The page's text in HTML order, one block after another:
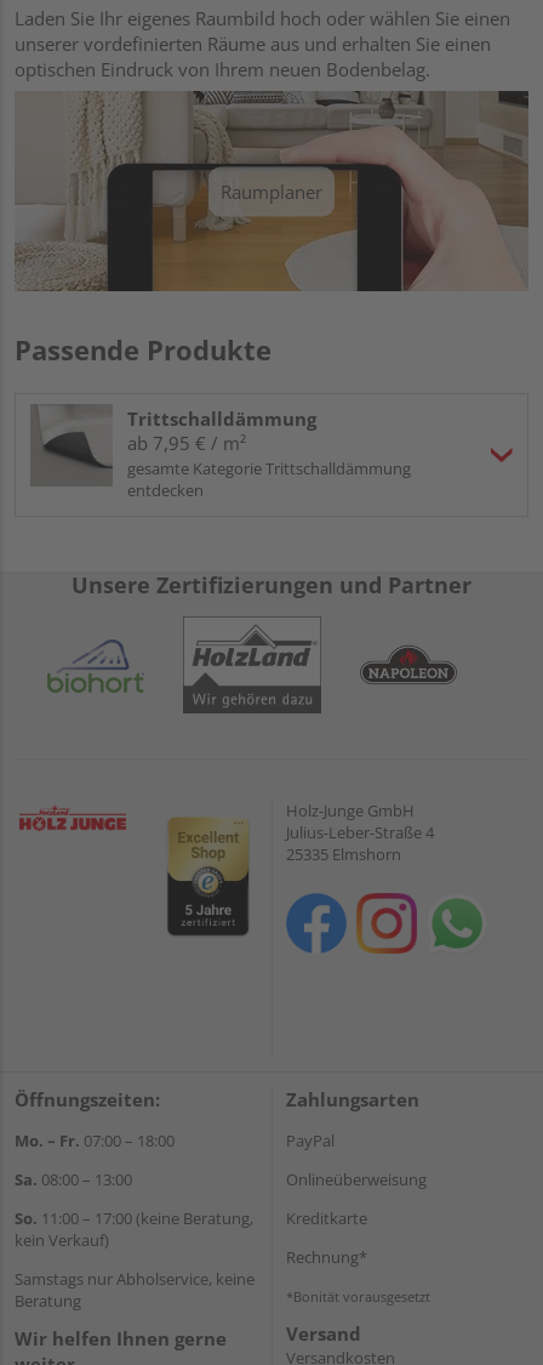
Laden Sie Ihr eigenes Raumbild hoch oder wählen Sie einen
unserer vordefinierten Räume aus und erhalten Sie einen
optischen Eindruck von Ihrem neuen Bodenbelag.
Raumplaner
Passende Produkte
Trittschalldämmung
ab 7,95 € / m²
gesamte Kategorie Trittschalldämmung
entdecken
Unsere Zertifizierungen und Partner
Holz-Junge GmbH
Julius-Leber-Straße 4
25335 Elmshorn
Öffnungszeiten:
Mo. – Fr. 07:00 – 18:00
Sa. 08:00 – 13:00
So. 11:00 – 17:00 (keine Beratung,
kein Verkauf)
Samstags nur Abholservice, keine
Beratung
Wir helfen Ihnen gerne
Zahlungsarten
PayPal
Onlineüberweisung
Kreditkarte
Rechnung*
*Bonität vorausgesetzt
Versand
Versandkosten